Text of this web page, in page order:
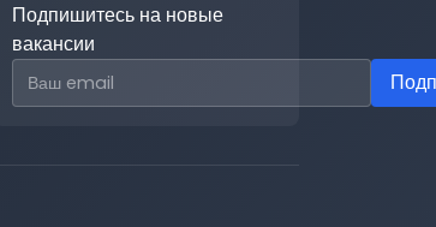
Подпишитесь на новые
вакансии
Email для подписки